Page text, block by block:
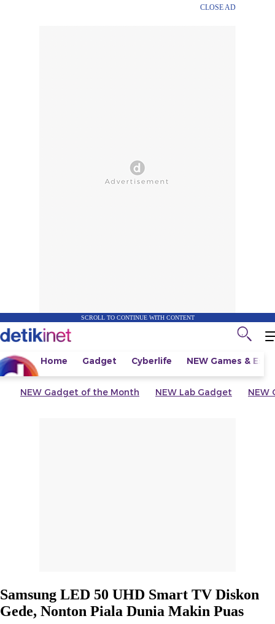
CLOSE AD
SCROLL TO CONTINUE WITH CONTENT
Home Gadget Cyberlife NEW Games &
NEW Gadget of the Month NEW Lab Gadget NEW
Samsung LED 50 UHD Smart TV Diskon
Gede, Nonton Piala Dunia Makin Puas